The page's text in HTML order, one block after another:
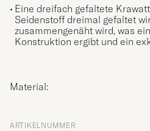
Eine dreifach gefaltete
Seidenstoff dreimal gefaltet
zusammengenäht wird, was
Konstruktion ergibt und ein
Material:
ARTIKELNUMMER